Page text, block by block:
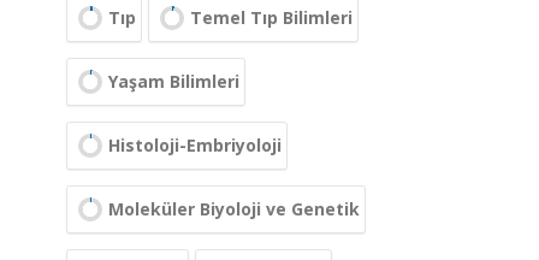
Tıp Temel Tıp Bilimleri
Yaşam Bilimleri
Histoloji-Embriyoloji
Moleküler Biyoloji ve Genetik